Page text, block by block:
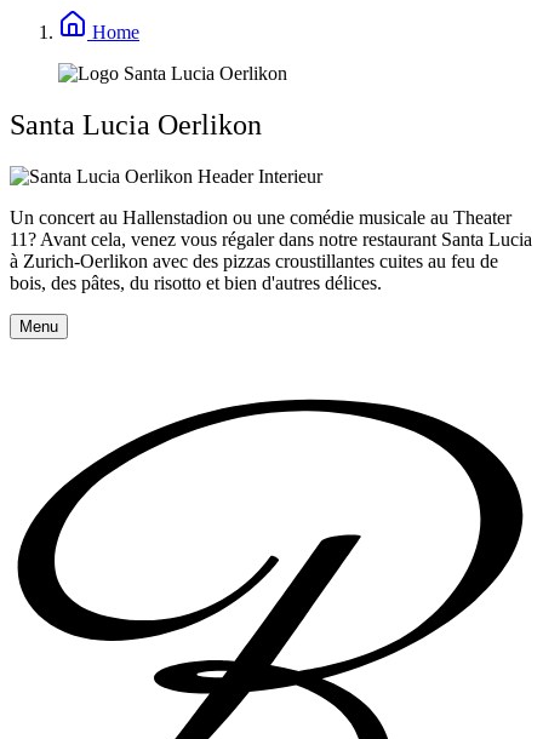
Durabilité
Home
Santa Lucia Oerlikon
Un concert au Hallenstadion ou une comédie musicale au Theater
11? Avant cela, venez vous régaler dans notre restaurant Santa Lucia
à Zurich-Oerlikon avec des pizzas croustillantes cuites au feu de
bois, des pâtes, du risotto et bien d'autres délices.
Menu